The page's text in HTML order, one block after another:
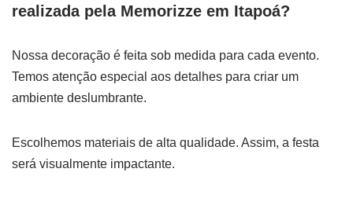
realizada pela Memorizze em Itapoá?
Nossa decoração é feita sob medida para cada evento.
Temos atenção especial aos detalhes para criar um
ambiente deslumbrante.
Escolhemos materiais de alta qualidade. Assim, a festa
será visualmente impactante.